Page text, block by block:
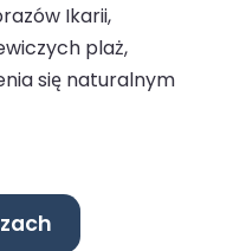
Ikarii,
plaż,
się naturalnym